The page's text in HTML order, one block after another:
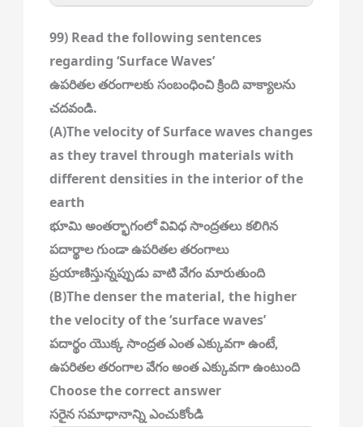
99) Read the following sentences
regarding ‘Surface Waves’
ఉపరితల తరంగాలకు సంబంధించి క్రింది వాక్యాలను
చదవండి.
(A)The velocity of Surface waves changes
as they travel through materials with
different densities in the interior of the
earth
భూమి అంతర్భాగంలో వివిధ సాంద్రతలు కలిగిన
పదార్థాల గుండా ఉపరితల తరంగాలు
ప్రయాణిస్తున్నప్పుడు వాటి వేగం మారుతుంది
(B)The denser the material, the higher
the velocity of the ‘surface waves’
పదార్థం యొక్క సాంద్రత ఎంత ఎక్కువగా ఉంటే,
ఉపరితల తరంగాల వేగం అంత ఎక్కువగా ఉంటుంది
Choose the correct answer
సరైన సమాధానాన్ని ఎంచుకోండి